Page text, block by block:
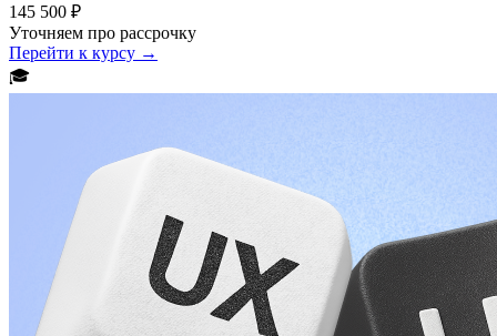
145 500 ₽
Уточняем про рассрочку
Перейти к курсу →
🎓